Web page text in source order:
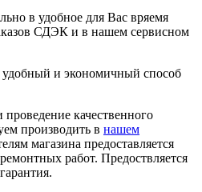
в удобное для Вас вряемя
СДЭК и в нашем сервисном
и экономичный способ
проведение качественного
производить в нашем
магазина предоставляется
работ. Предоствляется